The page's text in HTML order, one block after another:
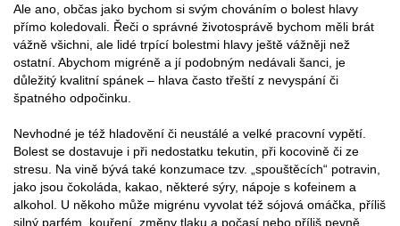
Ale ano, občas jako bychom si svým chováním o bolest hlavy
přímo koledovali. Řeči o správné životosprávě bychom měli brát
vážně všichni, ale lidé trpící bolestmi hlavy ještě vážněji než
ostatní. Abychom migréně a jí podobným nedávali šanci, je
důležitý kvalitní spánek – hlava často třeští z nevyspání či
špatného odpočinku.
Nevhodné je též hladovění či neustálé a velké pracovní vypětí.
Bolest se dostavuje i při nedostatku tekutin, při kocovině či ze
stresu. Na vině bývá také konzumace tzv. „spouštěcích“ potravin,
jako jsou čokoláda, kakao, některé sýry, nápoje s kofeinem a
alkohol. U někoho může migrénu vyvolat též sójová omáčka, příliš
silný parfém, kouření, změny tlaku a počasí nebo příliš pevně